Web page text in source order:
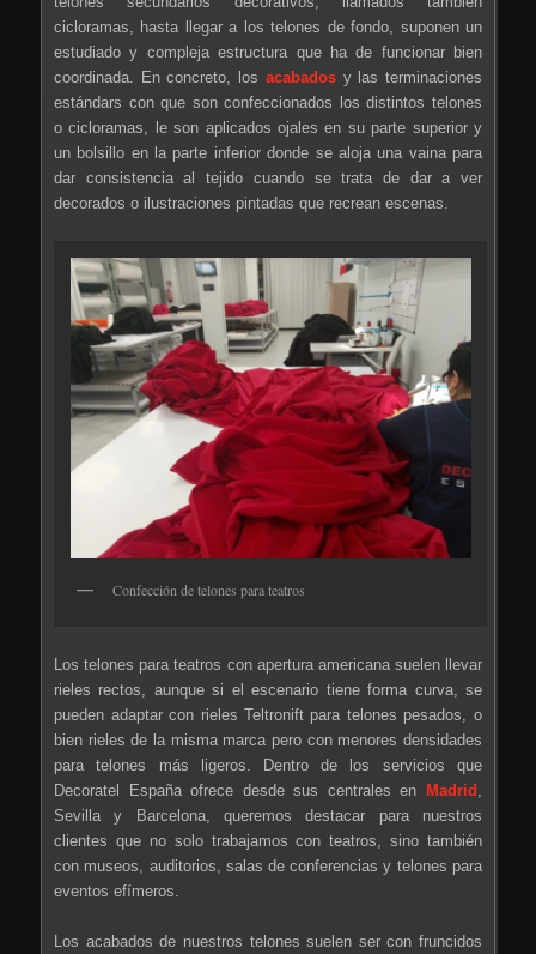
cicloramas, hasta llegar a los telones de fondo, suponen un
estudiado y compleja estructura que ha de funcionar bien
coordinada. En concreto, los acabadosy las terminaciones
estándars con que son confeccionados los distintos telones
o cicloramas, le son aplicados ojales en su parte superior y
un bolsillo en la parte inferior donde se aloja una vaina para
dar consistencia al tejido cuando se trata de dar a ver
decorados o ilustraciones pintadas que recrean escenas.
Confección de telones para teatros
Los telones para teatros con apertura americana suelen llevar
rieles rectos, aunque si el escenario tiene forma curva, se
pueden adaptar con rieles Teltronift para telones pesados, o
bien rieles de la misma marca pero con menores densidades
para telones más ligeros. Dentro de los servicios que
Decoratel España ofrece desde sus centrales en
Madrid ,
Sevilla y Barcelona, queremos destacar para nuestros
clientes que no solo trabajamos con teatros, sino también
con museos, auditorios, salas de conferencias y telones para
eventos efímeros.
Los acabados de nuestros telones suelen ser con fruncidos